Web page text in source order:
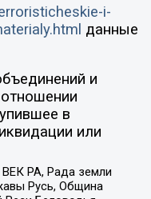
i-
данные
и
в
или
ВЕК РА, Рада земли
Русь, Община